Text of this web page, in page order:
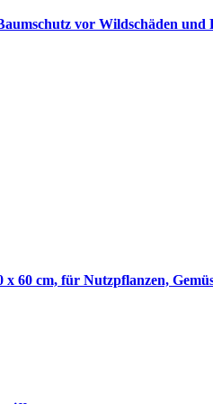
vor Wildschäden und
60 cm, für Nutzpflanzen,